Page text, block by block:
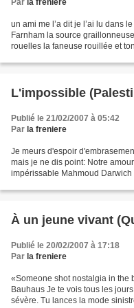
Par la freniere
un ami me l’a dit je l’ai lu dans
Farnham la source
rouelles la faneuse rouillée et
L'impossible
Publié le 21/02/2007 à 05:42
Par la freniere
Je meurs d'espoir
mais je ne dis point: Notre
impérissable Mahmoud Darwich
À un
Publié le 20/02/2007 à 17:18
Par la freniere
«Someone shot nostalgia in the
Bauhaus Je te vois tous les
sévère. Tu lances la mode